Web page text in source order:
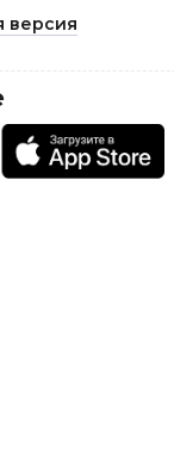
версия